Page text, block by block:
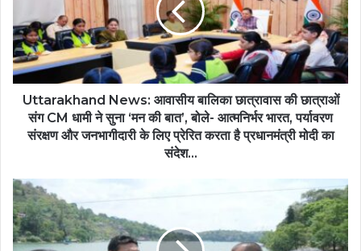
Uttarakhand News: आवासीय बालिका छात्रावास की छात्राओं
संग CM धामी ने सुना ‘मन की बात’, बोले- आत्मनिर्भर भारत, पर्यावरण
संरक्षण और जनभागीदारी के लिए प्रेरित करता है प्रधानमंत्री मोदी का
संदेश...